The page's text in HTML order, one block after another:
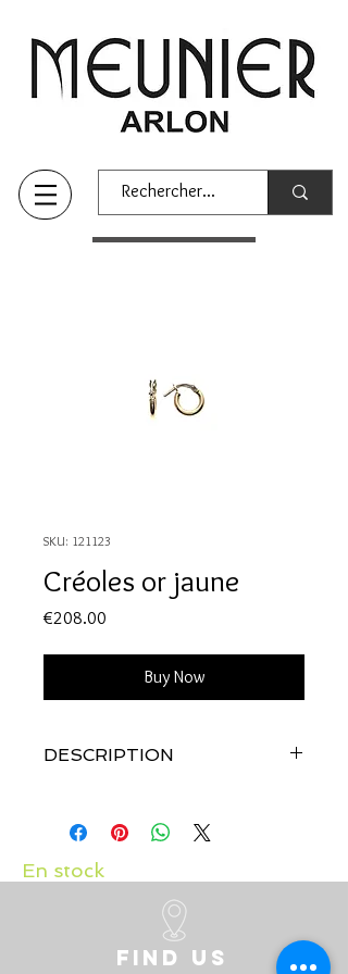
SKU: 121123
Créoles or jaune
€208.00
Buy Now
DESCRIPTION
En stock
Find us